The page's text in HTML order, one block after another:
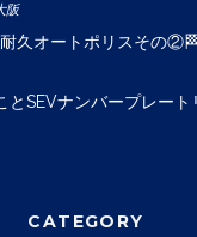
阪
久オートポリスその
とSEVナンバープレート
CATEGORY